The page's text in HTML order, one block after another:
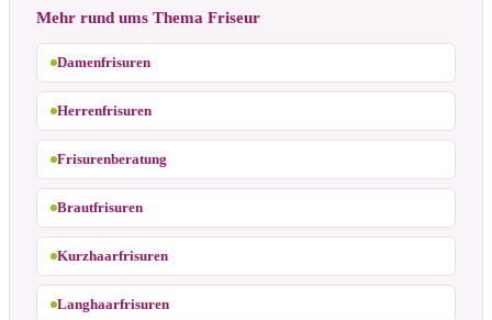
Mehr rund ums Thema Friseur
Damenfrisuren
Herrenfrisuren
Frisurenberatung
Brautfrisuren
Kurzhaarfrisuren
Langhaarfrisuren